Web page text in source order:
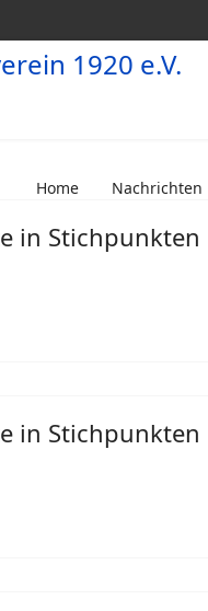
Home Nachrichten
in Stichpunkten
in Stichpunkten